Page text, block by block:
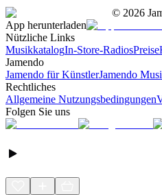
© 2026
App herunterladen
Nützliche Links
MusikkatalogIn-Store-RadiosPreise
Jamendo
Jamendo für KünstlerJamendo
Rechtliches
Allgemeine Nutzungsbedingungen
Folgen Sie uns